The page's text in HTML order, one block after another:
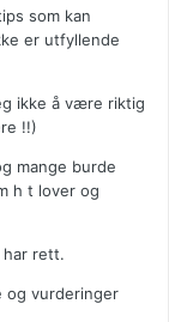
som kan
er utfyllende
ikke å være riktig
!!)
mange burde
h t lover og
har rett.
vurderinger